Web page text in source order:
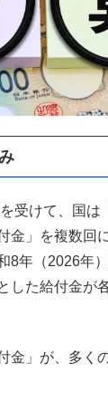
受けて、国は
金」を複数回
8年（2026年
した給付金が
金」が、多く